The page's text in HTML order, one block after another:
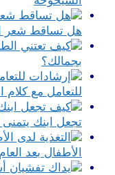
هل تساقط شعر
بجمالك؟
للتعامل مع كلام
تجعل ابنك
الأطفال بعد